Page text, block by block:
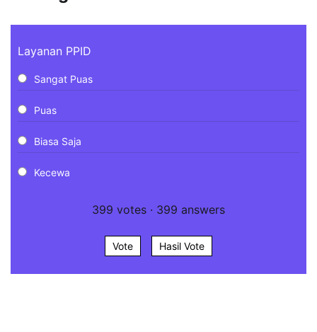
Layanan PPID
Sangat Puas
Puas
Biasa Saja
Kecewa
399 votes · 399 answers
Vote Hasil Vote